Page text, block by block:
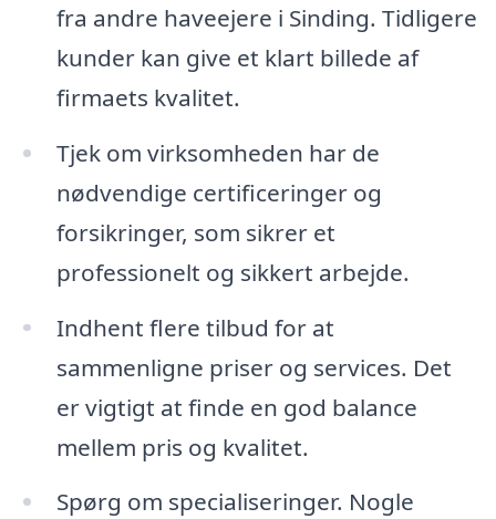
fra andre haveejere i Sinding. Tidligere
kunder kan give et klart billede af
firmaets kvalitet.
Tjek om virksomheden har de
nødvendige certificeringer og
forsikringer, som sikrer et
professionelt og sikkert arbejde.
Indhent flere tilbud for at
sammenligne priser og services. Det
er vigtigt at finde en god balance
mellem pris og kvalitet.
Spørg om specialiseringer. Nogle